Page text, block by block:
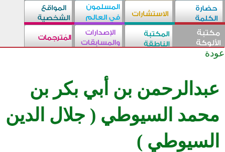
عودة
عبدالرحمن بن أبي بكر بن
محمد السيوطي ( جلال الدين
السيوطي )